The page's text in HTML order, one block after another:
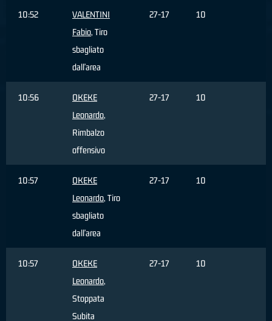
10:52
VALENTINI
Fabio, Tiro
sbagliato
dall'area
27-17 10
10:56
OKEKE
Leonardo,
Rimbalzo
offensivo
27-17 10
10:57
OKEKE
Leonardo, Tiro
sbagliato
dall'area
27-17 10
10:57
OKEKE
Leonardo,
Stoppata
Subita
27-17 10